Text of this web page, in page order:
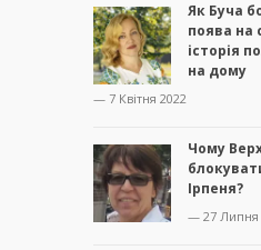
Як Буча
поява на
історія
на дому
— 7 Квітня 2022
Чому
Ірпеня?
— 27 Липня